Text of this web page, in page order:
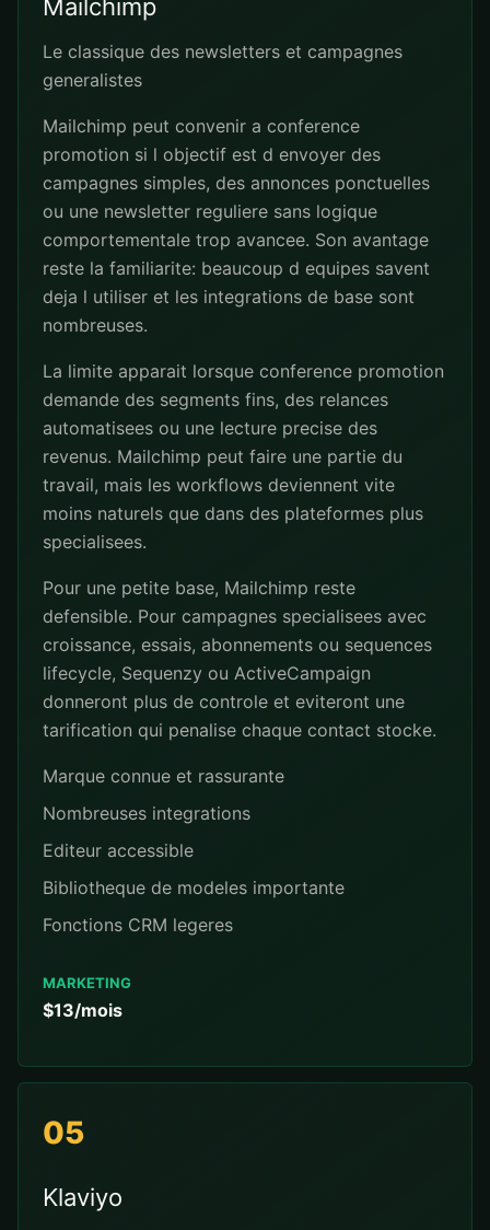
Mailchimp
Le classique des newsletters et campagnes
generalistes
Mailchimp peut convenir a conference
promotion si l objectif est d envoyer des
campagnes simples, des annonces ponctuelles
ou une newsletter reguliere sans logique
comportementale trop avancee. Son avantage
reste la familiarite: beaucoup d equipes savent
deja l utiliser et les integrations de base sont
nombreuses.
La limite apparait lorsque conference promotion
demande des segments fins, des relances
automatisees ou une lecture precise des
revenus. Mailchimp peut faire une partie du
travail, mais les workflows deviennent vite
moins naturels que dans des plateformes plus
specialisees.
Pour une petite base, Mailchimp reste
defensible. Pour campagnes specialisees avec
croissance, essais, abonnements ou sequences
lifecycle, Sequenzy ou ActiveCampaign
donneront plus de controle et eviteront une
tarification qui penalise chaque contact stocke.
Marque connue et rassurante
Nombreuses integrations
Editeur accessible
Bibliotheque de modeles importante
Fonctions CRM legeres
MARKETING
$13/mois
05
Klaviyo